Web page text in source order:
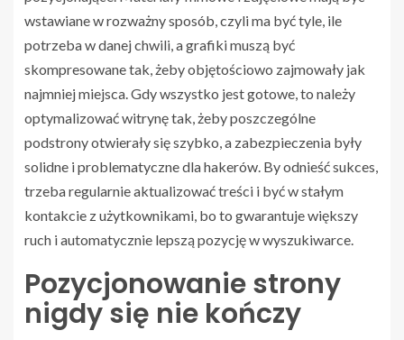
wstawiane w rozważny sposób, czyli ma być tyle, ile
potrzeba w danej chwili, a grafiki muszą być
skompresowane tak, żeby objętościowo zajmowały jak
najmniej miejsca. Gdy wszystko jest gotowe, to należy
optymalizować witrynę tak, żeby poszczególne
podstrony otwierały się szybko, a zabezpieczenia były
solidne i problematyczne dla hakerów. By odnieść sukces,
trzeba regularnie aktualizować treści i być w stałym
kontakcie z użytkownikami, bo to gwarantuje większy
ruch i automatycznie lepszą pozycję w wyszukiwarce.
Pozycjonowanie strony
nigdy się nie kończy